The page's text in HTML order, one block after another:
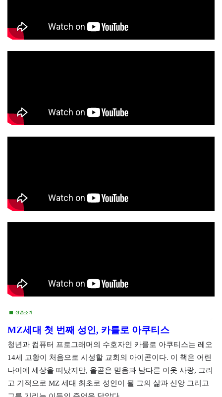
MZ세대 첫 번째 성인, 카를로 아쿠티스
청년과 컴퓨터 프로그래머의 수호자인 카를로 아쿠티스는 레오
14세 교황이 처음으로 시성할 교회의 아이콘이다. 이 책은 어린
나이에 세상을 떠났지만, 올곧은 믿음과 남다른 이웃 사랑, 그리
고 기적으로 MZ 세대 최초로 성인이 될 그의 삶과 신앙 그리고